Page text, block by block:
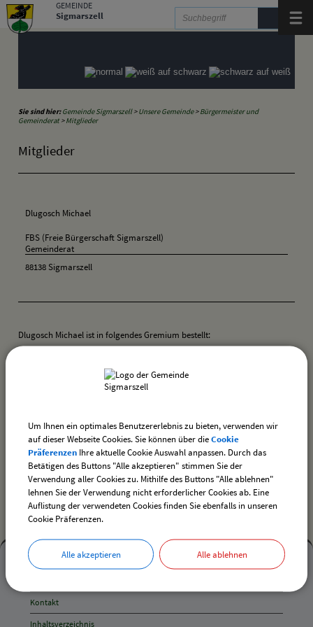
Zum Inhalt zur Navigation springen.
GEMEINDE
Sigmarszell
Sie sind hier: Gemeinde Sigmarszell>Unsere Gemeinde>Bürgermeister und
Gemeinderat>Mitglieder
Mitglieder
Dlugosch Michael
FBS (Freie Bürgerschaft Sigmarszell)
Gemeinderat
88138 Sigmarszell
Dlugosch Michael ist in folgendes Gremium bestellt:
Ausschuss für Fremdenverkehr und Soziales
drucken nach oben
Mehr
entdecken,
Öffnungszeiten
und
Kontakt
Inhaltsverzeichnis
Um Ihnen ein optimales Benutzererlebnis zu bieten, verwenden wir
auf dieser Webseite Cookies. Sie können über dieCookie
Präferenzen Ihre aktuelle Cookie Auswahl anpassen. Durch das
Betätigen des Buttons "Alle akzeptieren" stimmen Sie der
Verwendung aller Cookies zu. Mithilfe des Buttons "Alle ablehnen"
lehnen Sie der Verwendung nicht erforderlicher Cookies ab. Eine
Auflistung der verwendeten Cookies finden Sie ebenfalls in unseren
Cookie Präferenzen.
Alle akzeptieren Alle ablehnen